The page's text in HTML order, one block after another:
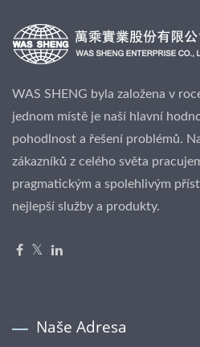
WAS SHENG byla založena v
jednom místě je naší hlavní
pohodlnost a řešení problémů.
zákazníků z celého světa
pragmatickým a spolehlivým
nejlepší služby a produkty.
Naše Adresa